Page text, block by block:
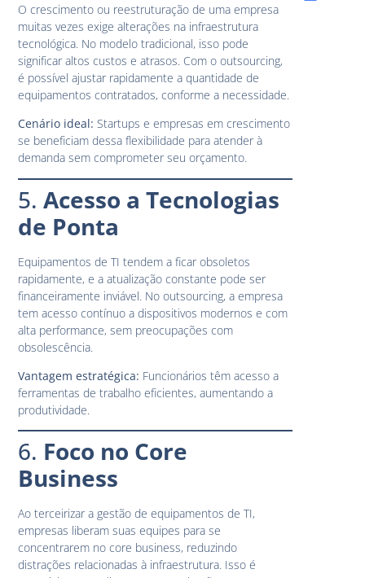
O crescimento ou reestruturação de uma empresa
muitas vezes exige alterações na infraestrutura
tecnológica. No modelo tradicional, isso pode
significar altos custos e atrasos. Com o outsourcing,
é possível ajustar rapidamente a quantidade de
equipamentos contratados, conforme a necessidade.
Cenário ideal: Startups e empresas em crescimento
se beneficiam dessa flexibilidade para atender à
demanda sem comprometer seu orçamento.
5.Acesso a Tecnologias
de Ponta
Equipamentos de TI tendem a ficar obsoletos
rapidamente, e a atualização constante pode ser
financeiramente inviável. No outsourcing, a empresa
tem acesso contínuo a dispositivos modernos e com
alta performance, sem preocupações com
obsolescência.
Vantagem estratégica: Funcionários têm acesso a
ferramentas de trabalho eficientes, aumentando a
produtividade.
6. Foco no Core
Business
Ao terceirizar a gestão de equipamentos de TI,
empresas liberam suas equipes para se
concentrarem no core business, reduzindo
distrações relacionadas à infraestrutura. Isso é